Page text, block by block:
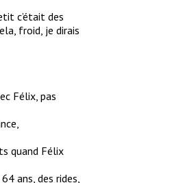
c’était des
froid, je dirais
Félix, pas
quand Félix
ans, des rides,